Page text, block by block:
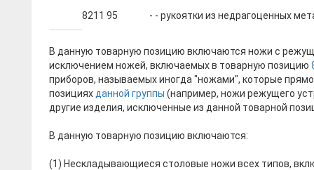
8211 95
- - рукоятки из недрагоценных
В данную товарную позицию включаются ножи с
исключением ножей, включаемых в товарную позицию
приборов, называемых иногда "ножами", которые
позициях данной группы (например, ножи режущего
другие изделия, исключенные из данной товарной
В данную товарную позицию включаются:
(1) Нескладывающиеся столовые ножи всех типов,